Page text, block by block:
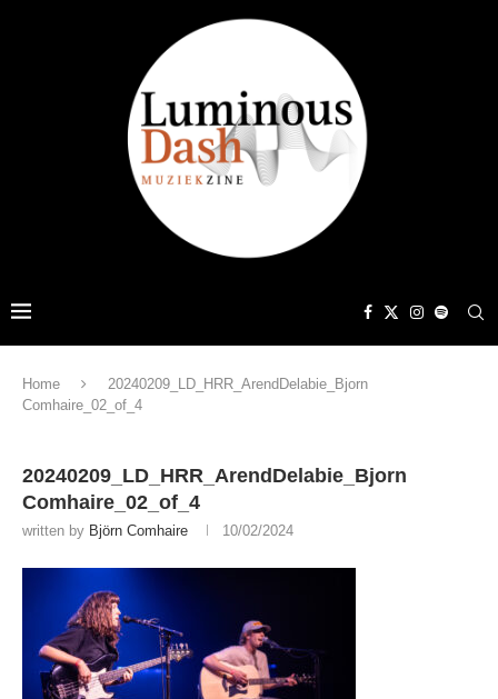
Home
20240209_LD_HRR_ArendDelabie_Bjorn
Comhaire_02_of_4
20240209_LD_HRR_ArendDelabie_Bjorn
Comhaire_02_of_4
written by Björn Comhaire 10/02/2024